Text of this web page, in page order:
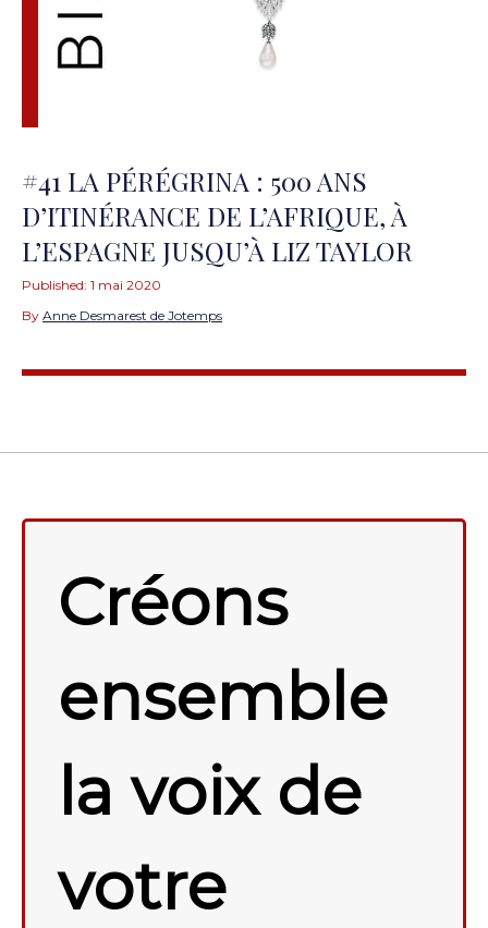
#41 LA PÉRÉGRINA : 500 ANS
D’ITINÉRANCE DE L’AFRIQUE, À
L’ESPAGNE JUSQU’À LIZ TAYLOR
Published: 1 mai 2020
By Anne Desmarest de Jotemps
Créons
ensemble
la voix de
votre